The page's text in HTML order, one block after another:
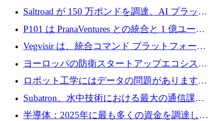
動化するために 200 万ドルを調達
Saltroad が 150 万ポンドを調達、AI プラット
フォーム Ogma を買収して子ども向け言語療
法を拡大
P101 は PranaVentures との統合と 1 億ユーロ
のファンドによりシード投資に拡大
Vegvisir は、統合コマンド プラットフォーム
を通じて関連する無人システムを接続するた
めの資金を調達します
ヨーロッパの防衛スタートアップエコシステ
ムとなったハッカソン
ロボット工学にはデータの問題があります。
Macrodata Labs はそれを解決したいと考えて
Subatron、水中技術における最大の通信課題
の 1 つに取り組むために 16 万 2,000 ユーロを
半導体：2025年に最も多くの資金を調達した